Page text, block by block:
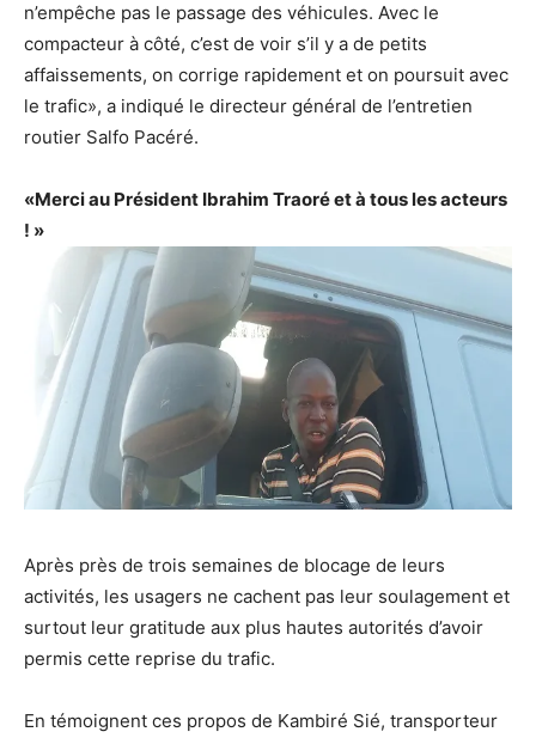
n’empêche pas le passage des véhicules. Avec le
compacteur à côté, c’est de voir s’il y a de petits
affaissements, on corrige rapidement et on poursuit avec
le trafic», a indiqué le directeur général de l’entretien
routier Salfo Pacéré.
«Merci au Président Ibrahim Traoré et à tous les acteurs
! »
Après près de trois semaines de blocage de leurs
activités, les usagers ne cachent pas leur soulagement et
surtout leur gratitude aux plus hautes autorités d’avoir
permis cette reprise du trafic.
En témoignent ces propos de Kambiré Sié, transporteur